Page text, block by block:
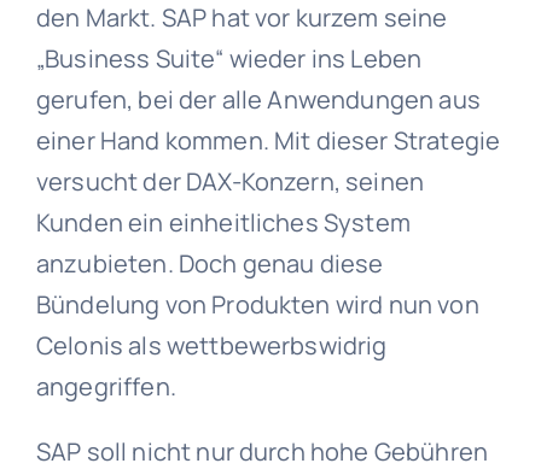
den Markt. SAP hat vor kurzem seine
„Business Suite“ wieder ins Leben
gerufen, bei der alle Anwendungen aus
einer Hand kommen. Mit dieser Strategie
versucht der DAX-Konzern, seinen
Kunden ein einheitliches System
anzubieten. Doch genau diese
Bündelung von Produkten wird nun von
Celonis als wettbewerbswidrig
angegriffen.
SAP soll nicht nur durch hohe Gebühren